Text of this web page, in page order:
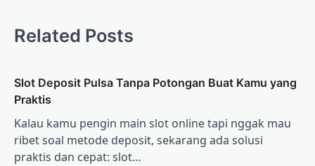
Related Posts
Slot Deposit Pulsa Tanpa Potongan Buat Kamu yang
Praktis
Kalau kamu pengin main slot online tapi nggak mau
ribet soal metode deposit, sekarang ada solusi
praktis dan cepat: slot…